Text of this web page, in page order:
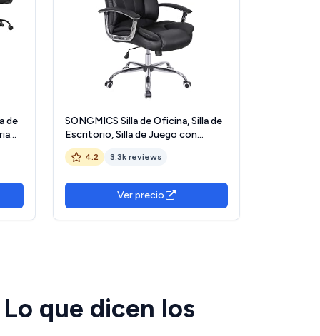
de
SONGMICS Silla de Oficina, Silla de
Escritorio, Silla de Juego con
Reposabrazos, Silla de Ordenador,
Silla Ejecutiva, Altura Ajustable ,
4.2 3.3k reviews
Ver precio
que dicen los